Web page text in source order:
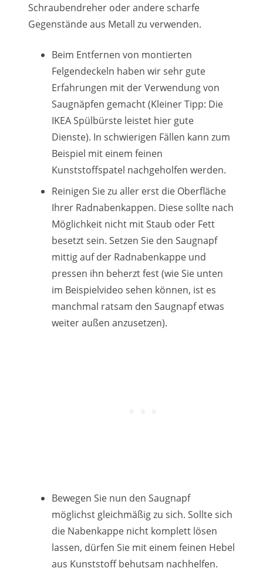
Schraubendreher oder andere scharfe
Gegenstände aus Metall zu verwenden.
Beim Entfernen von montierten
Felgendeckeln haben wir sehr gute
Erfahrungen mit der Verwendung von
Saugnäpfen gemacht (Kleiner Tipp: Die
IKEA Spülbürste leistet hier gute
Dienste). In schwierigen Fällen kann zum
Beispiel mit einem feinen
Kunststoffspatel nachgeholfen werden.
Reinigen Sie zu aller erst die Oberfläche
Ihrer Radnabenkappen. Diese sollte nach
Möglichkeit nicht mit Staub oder Fett
besetzt sein. Setzen Sie den Saugnapf
mittig auf der Radnabenkappe und
pressen ihn beherzt fest (wie Sie unten
im Beispielvideo sehen können, ist es
manchmal ratsam den Saugnapf etwas
weiter außen anzusetzen).
Bewegen Sie nun den Saugnapf
möglichst gleichmäßig zu sich. Sollte sich
die Nabenkappe nicht komplett lösen
lassen, dürfen Sie mit einem feinen Hebel
aus Kunststoff behutsam nachhelfen.